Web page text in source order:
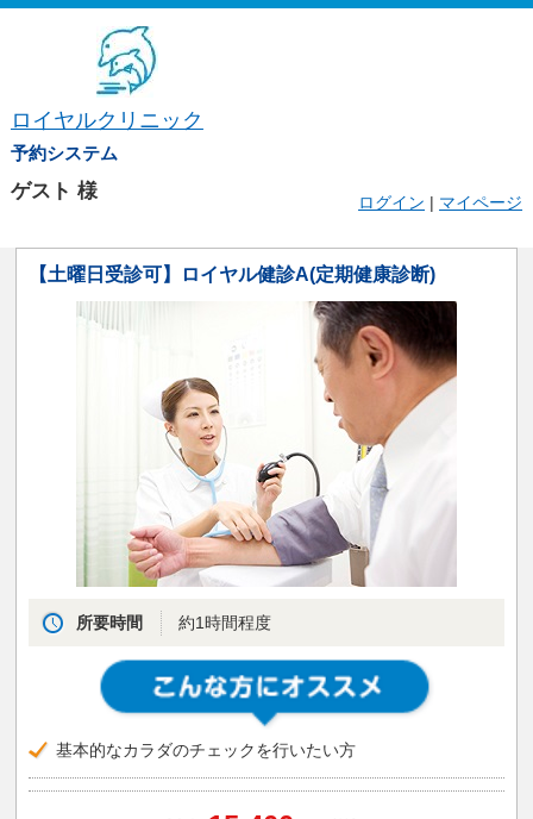
ロイヤルクリニック
予約システム
ゲスト 様 ログイン | マイページ
【土曜日受診可】ロイヤル健診A(定期健康診断)
所要時間 約1時間程度
基本的なカラダのチェックを行いたい方